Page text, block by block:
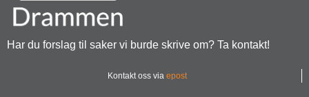
Har du forslag til saker vi burde skrive om? Ta kontakt!
Kontakt oss via epost